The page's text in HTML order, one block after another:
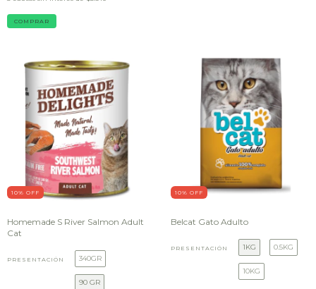
COMPRAR
10% OFF
Homemade S River Salmon Adult
Cat
PRESENTACIÓN 340GR
90 GR
10% OFF
Belcat Gato Adulto
PRESENTACIÓN 1KG 0.5KG
10KG